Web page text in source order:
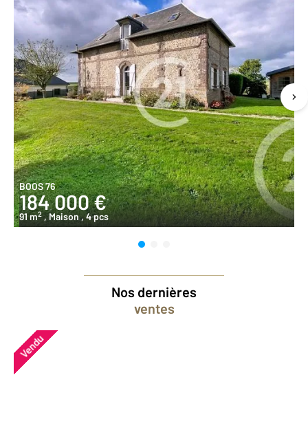
BOOS 76
184 000 €
91 m2 , Maison, 4 pcs
Nos dernières
ventes
Vendu